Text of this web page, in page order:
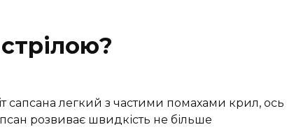
сапсана легкий з частими помахами крил, ось
розвиває швидкість не більше